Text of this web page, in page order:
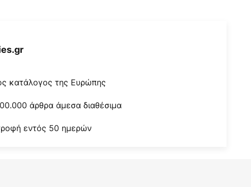
κατάλογος της Ευρώπης
άρθρα άμεσα διαθέσιμα
εντός 50 ημερών